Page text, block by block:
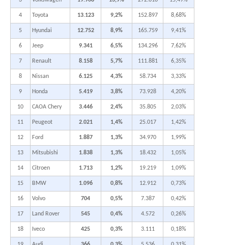
4 Toyota 13.123 9,2% 152.897 8,68%
5 Hyundai 12.752 8,9% 165.759 9,41%
6 Jeep 9.341 6,5% 134.296 7,62%
7 Renault 8.158 5,7% 111.881 6,35%
8 Nissan 6.125 4,3% 58.734 3,33%
9 Honda 5.419 3,8% 73.928 4,20%
10 CAOA Chery 3.446 2,4% 35.805 2,03%
11 Peugeot 2.021 1,4% 25.017 1,42%
12 Ford 1.887 1,3% 34.970 1,99%
13 Mitsubishi 1.838 1,3% 18.432 1,05%
14 Citroen 1.713 1,2% 19.219 1,09%
15 BMW 1.096 0,8% 12.912 0,73%
16 Volvo 704 0,5% 7.387 0,42%
17 Land Rover 545 0,4% 4.572 0,26%
18 Iveco 425 0,3% 3.111 0,18%